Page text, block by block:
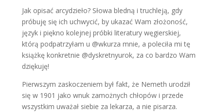
Jak opisać arcydzieło? Słowa bledną i truchleją, gdy
próbuję się ich uchwycić, by ukazać Wam złożoność,
język i piękno kolejnej próbki literatury węgierskiej,
którą podpatrzyłam u @wkurza mnie, a poleciła mi tę
książkę konkretnie @dyskretnyurok, za co bardzo Wam
dziękuję!
Pierwszym zaskoczeniem był fakt, że Nemeth urodził
się w 1901 jako wnuk zamożnych chłopów i przede
wszystkim uważał siebie za lekarza, a nie pisarza.